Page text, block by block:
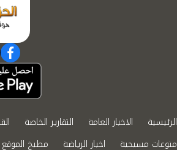
الرئيسية الاخبار العامة التقارير الخاصة
منوعات مسيحية
اخبار الرياضة مطبخ الموقع